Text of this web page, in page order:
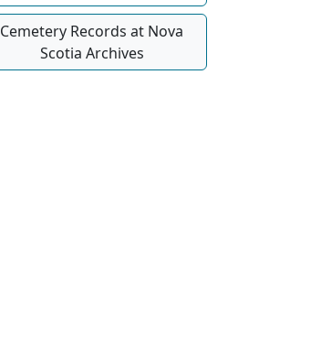
Cemetery Records at Nova
Scotia Archives